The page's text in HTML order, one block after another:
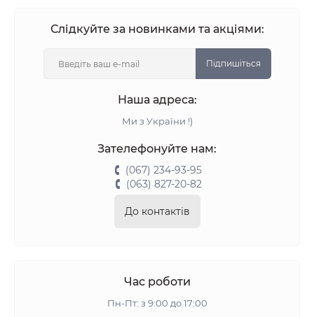
Слідкуйте за новинками та акціями:
Підпишіться
Наша адреса:
Ми з України !)
Зателефонуйте нам:
(067) 234-93-95
(063) 827-20-82
До контактів
Час роботи
Пн-Пт: з 9:00 до 17:00